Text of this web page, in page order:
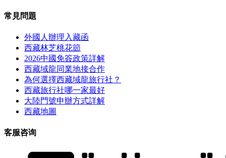
常見問題
外國人辦理入藏函
西藏林芝桃花節
2026中國免簽政策詳解
西藏域龍同業地接合作
為何選擇西藏域龍旅行社？
西藏旅行社哪一家最好
大陸門號申辦方式詳解
西藏地圖
客服咨询